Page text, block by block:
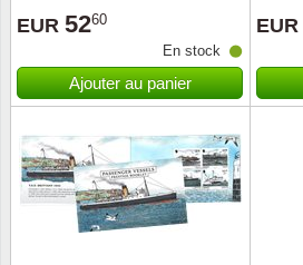
EUR 5260
En stock
Ajouter au panier
EUR